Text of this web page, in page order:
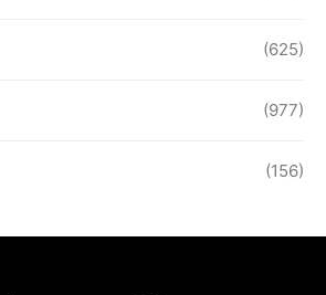
(625)
(977)
(156)